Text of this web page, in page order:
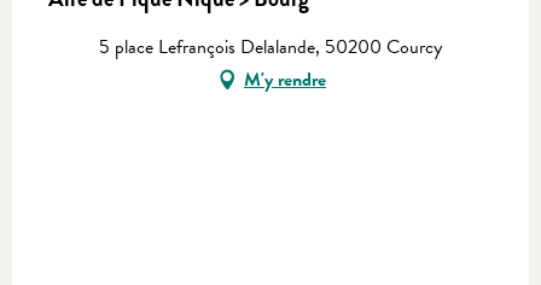
5 place Lefrançois Delalande, 50200 Courcy
M'y rendre